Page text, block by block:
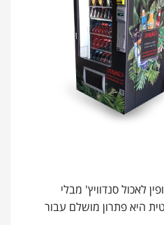
לאכול סנדוויץ' מבלי
היא פתרון מושלם עבור